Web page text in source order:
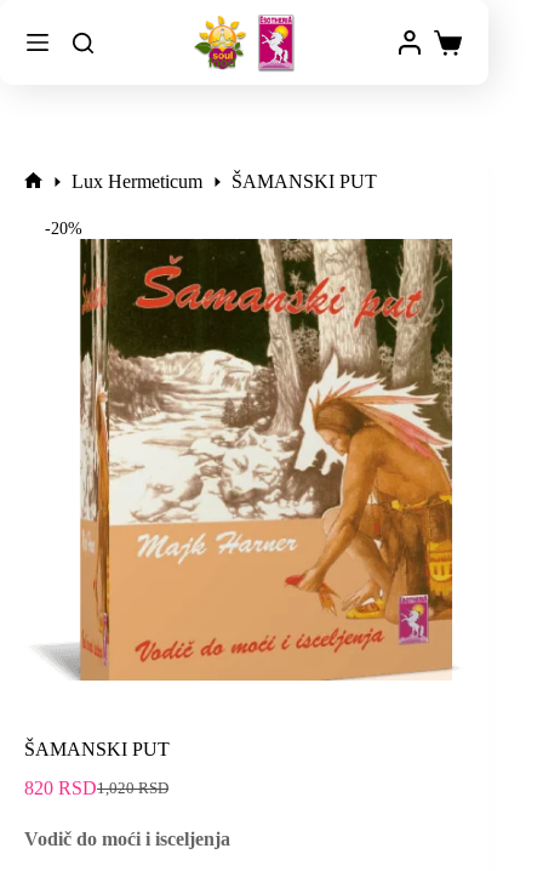
Lux Hermeticum ŠAMANSKI PUT
-20%
ŠAMANSKI PUT
1,020RSD
820 RSD
Vodič do moći i isceljenja